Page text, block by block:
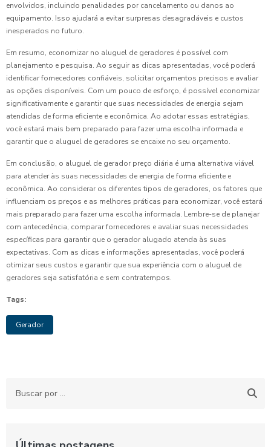
envolvidos, incluindo penalidades por cancelamento ou danos ao
equipamento. Isso ajudará a evitar surpresas desagradáveis e custos
inesperados no futuro.
Em resumo, economizar no aluguel de geradores é possível com
planejamento e pesquisa. Ao seguir as dicas apresentadas, você poderá
identificar fornecedores confiáveis, solicitar orçamentos precisos e avaliar
as opções disponíveis. Com um pouco de esforço, é possível economizar
significativamente e garantir que suas necessidades de energia sejam
atendidas de forma eficiente e econômica. Ao adotar essas estratégias,
você estará mais bem preparado para fazer uma escolha informada e
garantir que o aluguel de geradores se encaixe no seu orçamento.
Em conclusão, o aluguel de gerador preço diária é uma alternativa viável
para atender às suas necessidades de energia de forma eficiente e
econômica. Ao considerar os diferentes tipos de geradores, os fatores que
influenciam os preços e as melhores práticas para economizar, você estará
mais preparado para fazer uma escolha informada. Lembre-se de planejar
com antecedência, comparar fornecedores e avaliar suas necessidades
específicas para garantir que o gerador alugado atenda às suas
expectativas. Com as dicas e informações apresentadas, você poderá
otimizar seus custos e garantir que sua experiência com o aluguel de
geradores seja satisfatória e sem contratempos.
Tags:
Gerador